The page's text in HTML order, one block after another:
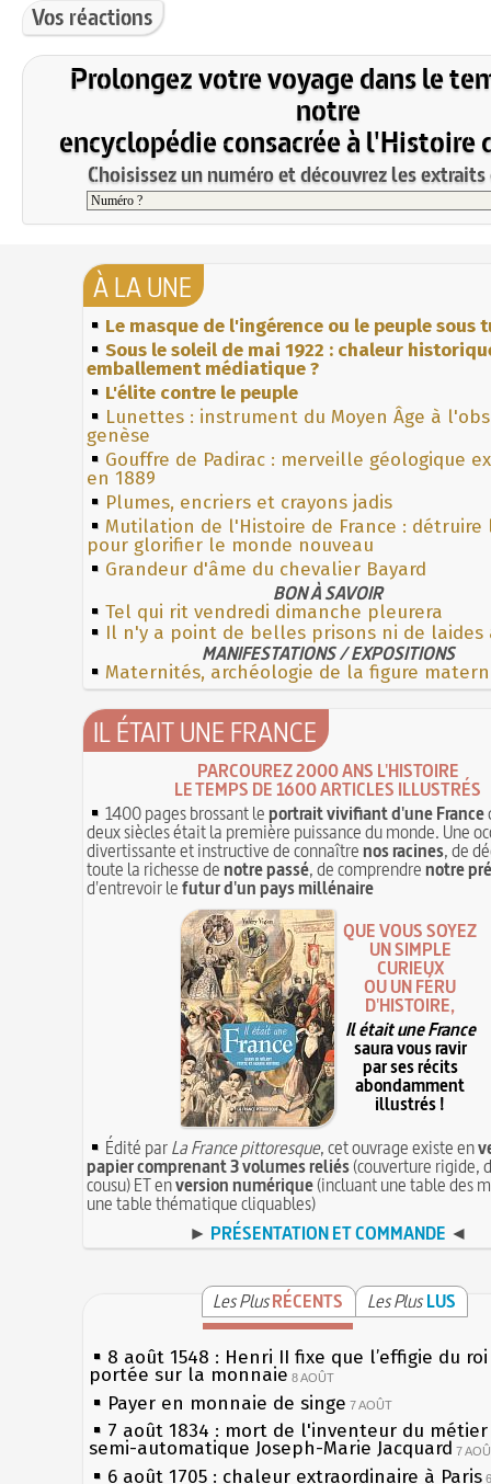
Vos réactions
Prolongez votre voyage dans le
notre
encyclopédie consacrée à l'Histoire
Choisissez un numéro et découvrez les
À LA UNE
Le masque de l'ingérence ou le peuple sous
Sous le soleil de mai 1922 : chaleur
emballement médiatique ?
L'élite contre le peuple
Lunettes : instrument du Moyen Âge à
genèse
Gouffre de Padirac : merveille géologique
en 1889
Plumes, encriers et crayons jadis
Mutilation de l'Histoire de France : détruire
pour glorifier le monde nouveau
Grandeur d'âme du chevalier Bayard
BON À SAVOIR
Tel qui rit vendredi dimanche pleurera
Il n'y a point de belles prisons ni de laides
MANIFESTATIONS / EXPOSITIONS
Maternités, archéologie de la figure
IL ÉTAIT UNE FRANCE
PARCOUREZ 2000 ANS L'HISTOIRE
LE TEMPS DE 1600 ARTICLES ILLUSTRÉS
1400 pages brossant leportrait vivifiant d'une France
deux siècles était la première puissance du monde. Une
divertissante et instructive de connaîtrenos racines, de
toute la richesse denotre passé, de comprendrenotre
d'entrevoir lefutur d'un pays millénaire
QUE VOUS SOYEZ
UN SIMPLE
CURIEUX
OU UN FÉRU
D'HISTOIRE,
Il était une France
saura vous ravir
par ses récits
abondamment
illustrés !
Édité parLa France pittoresque, cet ouvrage existe en
papier comprenant 3 volumes reliés(couverture rigide,
cousu) ET enversion numérique(incluant une table des
une table thématique cliquables)
► PRÉSENTATION ET COMMANDE ◄
Les PlusRÉCENTS Les Plus LUS
8 août 1548 : Henri II fixe que l’effigie du
portée sur la monnaie 8 AOÛT
Payer en monnaie de singe 7 AOÛT
7 août 1834 : mort de l'inventeur du
semi-automatique Joseph-Marie Jacquard 7
6 août 1705 : chaleur extraordinaire à Paris